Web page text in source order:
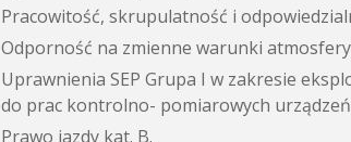
Pracowitość, skrupulatność i
Odporność na zmienne warunki
Uprawnienia SEP Grupa I w zakresie
do prac kontrolno- pomiarowych
Prawo jazdy kat. B.